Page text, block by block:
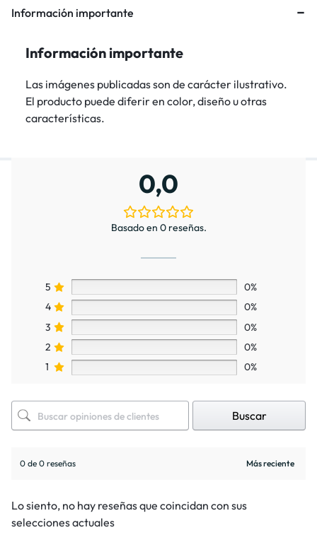
Información importante
Información importante
Las imágenes publicadas son de carácter ilustrativo.
El producto puede diferir en color, diseño u otras
características.
0,0
Basado en 0 reseñas.
5
0%
4
0%
3
0%
2
0%
1
0%
Buscar
0 de 0 reseñas
Lo siento, no hay reseñas que coincidan con sus
selecciones actuales